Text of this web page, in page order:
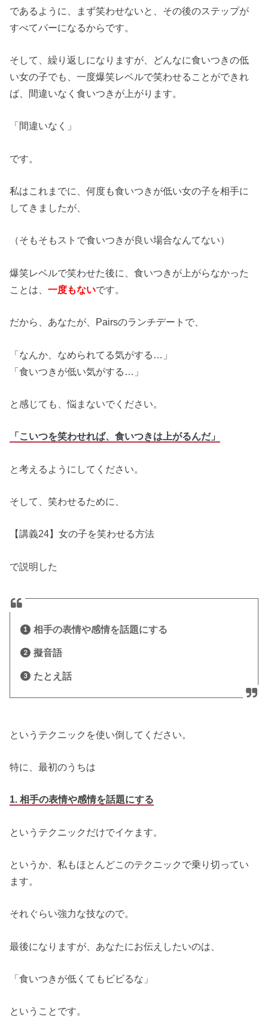
であるように、まず笑わせないと、その後のステップが
すべてパーになるからです。
そして、繰り返しになりますが、どんなに食いつきの低
い女の子でも、一度爆笑レベルで笑わせることができれ
ば、間違いなく食いつきが上がります。
「間違いなく」
です。
私はこれまでに、何度も食いつきが低い女の子を相手に
してきましたが、
（そもそもストで食いつきが良い場合なんてない）
爆笑レベルで笑わせた後に、食いつきが上がらなかった
ことは、一度もないです。
だから、あなたが、Pairsのランチデートで、
「なんか、なめられてる気がする…」
「食いつきが低い気がする…」
と感じても、悩まないでください。
「こいつを笑わせれば、食いつきは上がるんだ」
と考えるようにしてください。
そして、笑わせるために、
【講義24】女の子を笑わせる方法
で説明した
相手の表情や感情を話題にする
擬音語
たとえ話
というテクニックを使い倒してください。
特に、最初のうちは
1. 相手の表情や感情を話題にする
というテクニックだけでイケます。
というか、私もほとんどこのテクニックで乗り切ってい
ます。
それぐらい強力な技なので。
最後になりますが、あなたにお伝えしたいのは、
「食いつきが低くてもビビるな」
ということです。